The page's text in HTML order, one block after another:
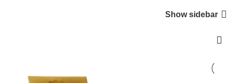
Show sidebar